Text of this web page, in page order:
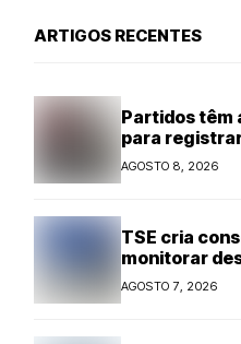
ARTIGOS RECENTES
Partidos têm
para
candidaturas
AGOSTO 8, 2026
TSE cria
monitorar
IA nas eleições
AGOSTO 7, 2026